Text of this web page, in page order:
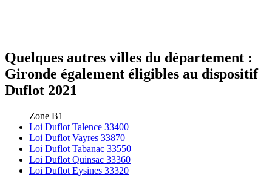
Quelques autres villes du département :
Gironde également éligibles au dispositif
Duflot 2021
Zone B1
Loi Duflot Talence 33400
Loi Duflot Vayres 33870
Loi Duflot Tabanac 33550
Loi Duflot Quinsac 33360
Loi Duflot Eysines 33320